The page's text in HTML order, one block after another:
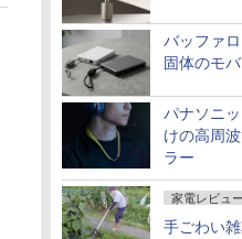
バッファ
固体のモ
パナソニ
けの高周
ラー
家電レビュー
手ごわい